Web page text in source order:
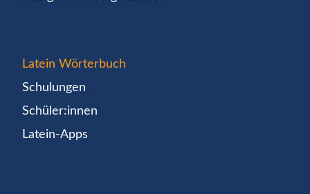
Latein Wörterbuch
Schulungen
Schüler:innen
Latein-Apps